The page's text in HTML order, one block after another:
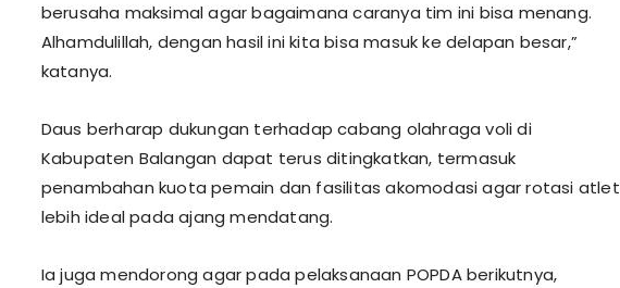
berusaha maksimal agar bagaimana caranya tim ini bisa menang.
Alhamdulillah, dengan hasil ini kita bisa masuk ke delapan besar,”
katanya.
Daus berharap dukungan terhadap cabang olahraga voli di
Kabupaten Balangan dapat terus ditingkatkan, termasuk
penambahan kuota pemain dan fasilitas akomodasi agar rotasi atlet
lebih ideal pada ajang mendatang.
Ia juga mendorong agar pada pelaksanaan POPDA berikutnya,